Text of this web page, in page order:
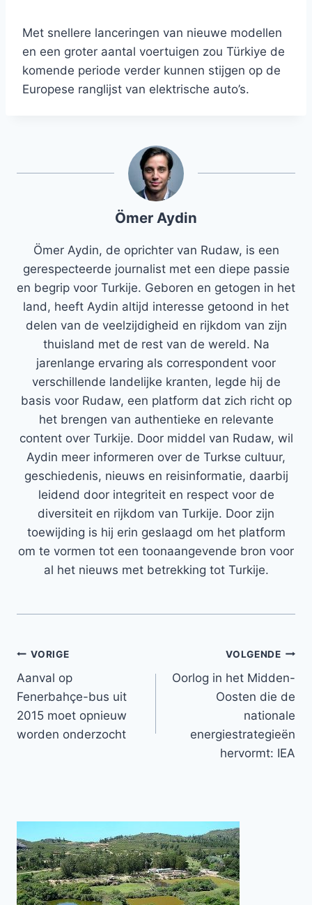
Met snellere lanceringen van nieuwe modellen
en een groter aantal voertuigen zou Türkiye de
komende periode verder kunnen stijgen op de
Europese ranglijst van elektrische auto’s.
Ömer Aydin
Ömer Aydin, de oprichter van Rudaw, is een
gerespecteerde journalist met een diepe passie
en begrip voor Turkije. Geboren en getogen in het
land, heeft Aydin altijd interesse getoond in het
delen van de veelzijdigheid en rijkdom van zijn
thuisland met de rest van de wereld. Na
jarenlange ervaring als correspondent voor
verschillende landelijke kranten, legde hij de
basis voor Rudaw, een platform dat zich richt op
het brengen van authentieke en relevante
content over Turkije. Door middel van Rudaw, wil
Aydin meer informeren over de Turkse cultuur,
geschiedenis, nieuws en reisinformatie, daarbij
leidend door integriteit en respect voor de
diversiteit en rijkdom van Turkije. Door zijn
toewijding is hij erin geslaagd om het platform
om te vormen tot een toonaangevende bron voor
al het nieuws met betrekking tot Turkije.
Bericht
navigatie
VORIGE
Aanval op
Fenerbahçe-bus uit
2015 moet opnieuw
worden onderzocht
VOLGENDE
Oorlog in het Midden-
Oosten die de
nationale
energiestrategieën
hervormt: IEA